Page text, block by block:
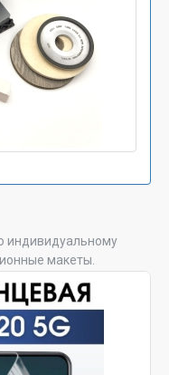
индивидуальному
макеты.